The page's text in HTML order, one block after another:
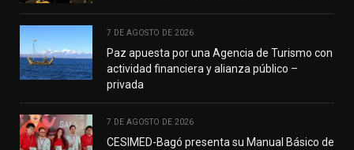
7 DE AGOSTO DE 2026
Paz apuesta por una Agencia de Turismo con
actividad financiera y alianza público –
privada
7 DE AGOSTO DE 2026
CESIMED-Bagó presenta su Manual Básico de